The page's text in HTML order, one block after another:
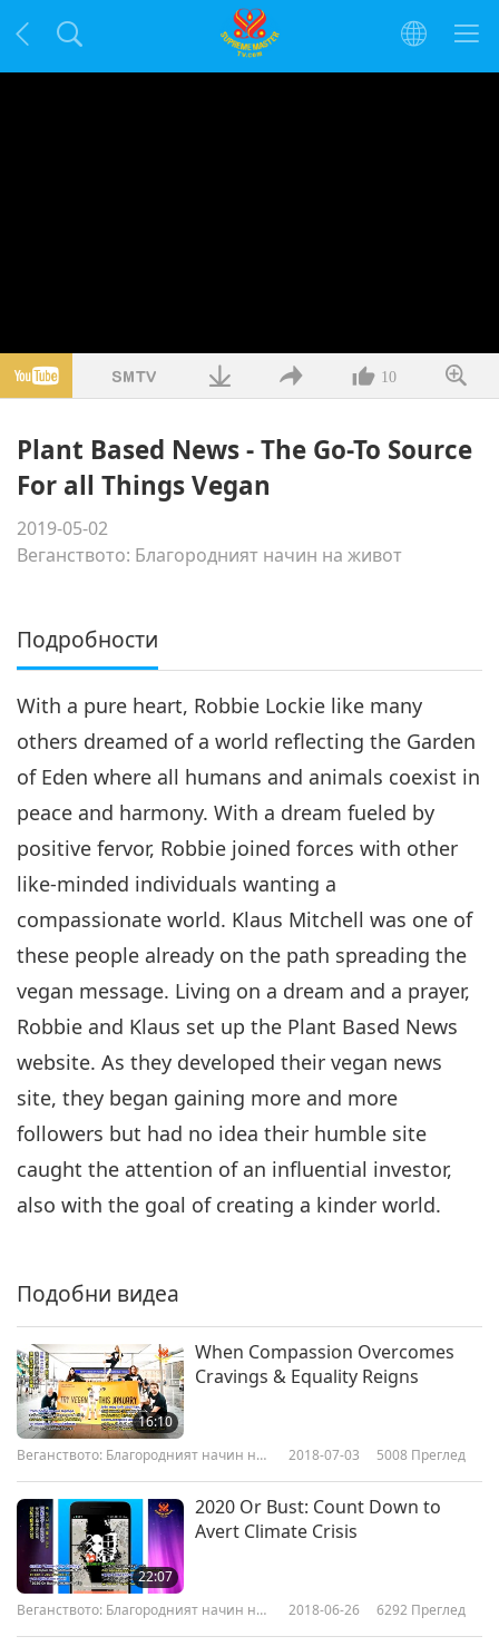
10
Plant Based News - The Go-To Source
For all Things Vegan
2019-05-02
Веганството: Благородният начин на живот
Подробности
With a pure heart, Robbie Lockie like many
others dreamed of a world reflecting the Garden
of Eden where all humans and animals coexist in
peace and harmony. With a dream fueled by
positive fervor, Robbie joined forces with other
like-minded individuals wanting a
compassionate world. Klaus Mitchell was one of
these people already on the path spreading the
vegan message. Living on a dream and a prayer,
Robbie and Klaus set up the Plant Based News
website. As they developed their vegan news
site, they began gaining more and more
followers but had no idea their humble site
caught the attention of an influential investor,
also with the goal of creating a kinder world.
Подобни видеа
16:10
When Compassion Overcomes
Cravings & Equality Reigns
Веганството: Благородният начин на
2018-07-03 5008 Преглед
22:07
2020 Or Bust: Count Down to
Avert Climate Crisis
Веганството: Благородният начин на
2018-06-26 6292 Преглед